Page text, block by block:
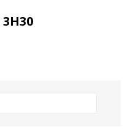
3H30